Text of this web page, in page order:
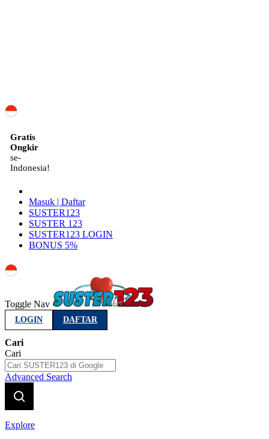
Gratis
Ongkir
se-
Indonesia!
Masuk | Daftar
SUSTER123
SUSTER 123
SUSTER123 LOGIN
BONUS 5%
Toggle Nav
LOGIN DAFTAR
Cari
Cari
Advanced Search
Explore